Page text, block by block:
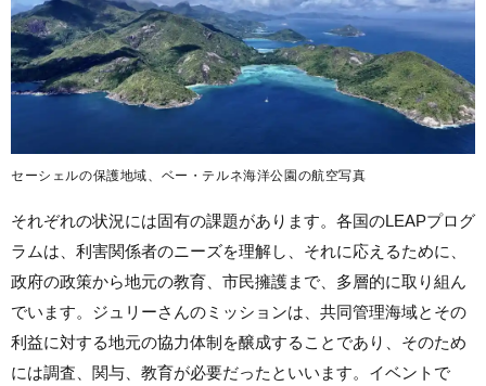
セーシェルの保護地域、ベー・テルネ海洋公園の航空写真
それぞれの状況には固有の課題があります。各国のLEAPプログ
ラムは、利害関係者のニーズを理解し、それに応えるために、
政府の政策から地元の教育、市民擁護まで、多層的に取り組ん
でいます。ジュリーさんのミッションは、共同管理海域とその
利益に対する地元の協力体制を醸成することであり、そのため
には調査、関与、教育が必要だったといいます。イベントで